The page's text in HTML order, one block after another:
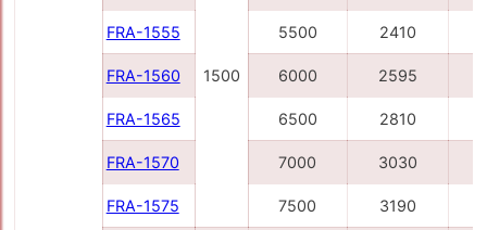
1500
FRA-1555 5500 2410
FRA-1560 6000 2595
FRA-1565 6500 2810
FRA-1570 7000 3030
FRA-1575 7500 3190